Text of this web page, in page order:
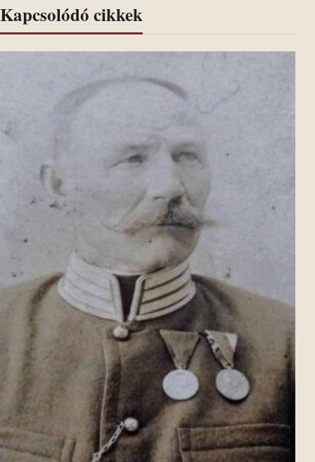
Kapcsolódó cikkek